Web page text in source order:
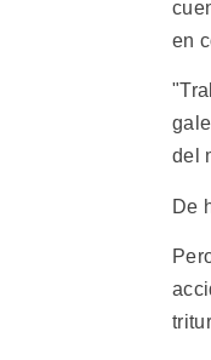
en
del
De